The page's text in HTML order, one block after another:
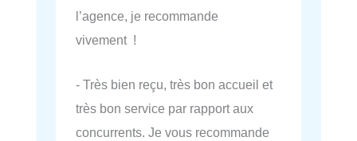
l’agence, je recommande
vivement !
- Très bien reçu, très bon accueil et
très bon service par rapport aux
concurrents. Je vous recommande